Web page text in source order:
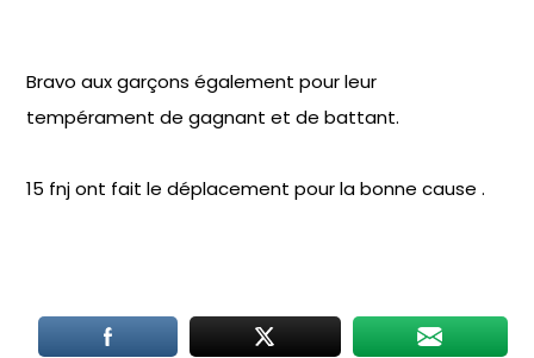
Bravo aux garçons également pour leur
tempérament de gagnant et de battant.
15 fnj ont fait le déplacement pour la bonne cause .